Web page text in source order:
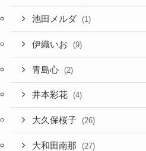
池田メルダ (1)
伊織いお (9)
青島心 (2)
井本彩花 (4)
大久保桜子 (26)
大和田南那 (27)